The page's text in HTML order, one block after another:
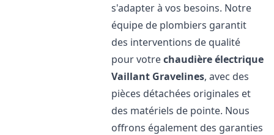
s'adapter à vos besoins. Notre
équipe de plombiers garantit
des interventions de qualité
pour votrechaudière électrique
Vaillant Gravelines, avec des
pièces détachées originales et
des matériels de pointe. Nous
offrons également des garanties